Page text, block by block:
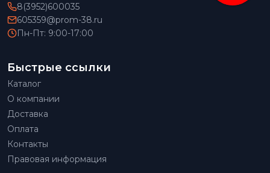
8(3952)600035
605359@prom-38.ru
Пн-Пт: 9:00-17:00
Быстрые ссылки
Каталог
О компании
Доставка
Оплата
Контакты
Правовая информация